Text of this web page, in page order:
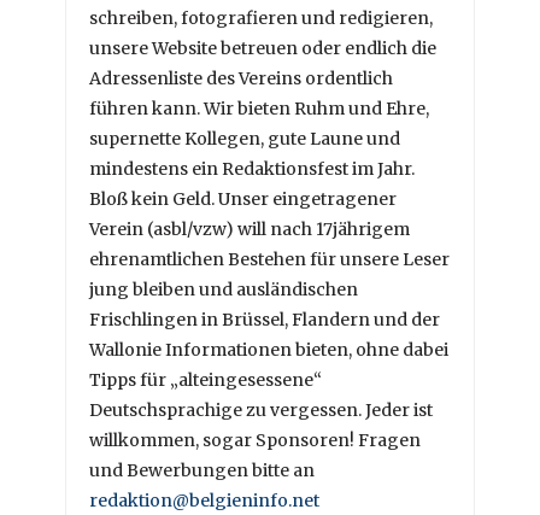
schreiben, fotografieren und redigieren,
unsere Website betreuen oder endlich die
Adressenliste des Vereins ordentlich
führen kann. Wir bieten Ruhm und Ehre,
supernette Kollegen, gute Laune und
mindestens ein Redaktionsfest im Jahr.
Bloß kein Geld. Unser eingetragener
Verein (asbl/vzw) will nach 17jährigem
ehrenamtlichen Bestehen für unsere Leser
jung bleiben und ausländischen
Frischlingen in Brüssel, Flandern und der
Wallonie Informationen bieten, ohne dabei
Tipps für „alteingesessene“
Deutschsprachige zu vergessen. Jeder ist
willkommen, sogar Sponsoren! Fragen
und Bewerbungen bitte an
redaktion@belgieninfo.net